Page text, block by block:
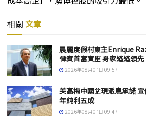
相關 文章
晨麗度假村東主Enrique
律賓首富寶座 身家遙遙領先
2026年08月07日 09:57
美高梅中國兌現派息承諾
年純利五成
2026年08月07日 09:47